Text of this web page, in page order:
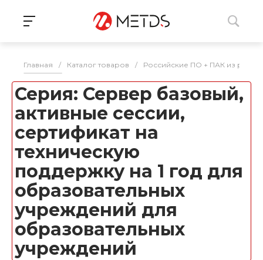
Главная / Каталог товаров / Российские ПО + ПАК из
Серия: Сервер базовый,
активные сессии,
сертификат на
техническую
поддержку на 1 год для
образовательных
учреждений для
образовательных
учреждений